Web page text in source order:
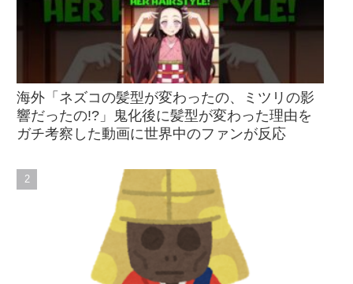
海外「ネズコの髪型が変わったの、ミツリの影
響だったの!?」鬼化後に髪型が変わった理由を
ガチ考察した動画に世界中のファンが反応